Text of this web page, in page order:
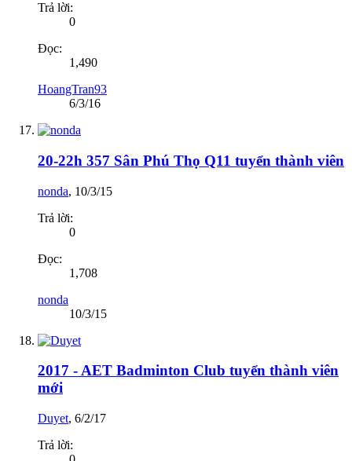
Trả lời:
0
Đọc:
1,490
HoangTran93
6/3/16
20-22h 357 Sân Phú Thọ Q11 tuyển thành viên
nonda, 10/3/15
Trả lời:
0
Đọc:
1,708
nonda
10/3/15
2017 - AET Badminton Club tuyển thành viên
mới
Duyet, 6/2/17
Trả lời: